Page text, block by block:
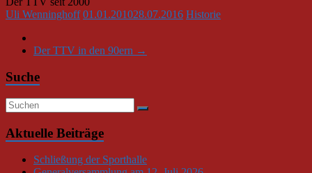
Uli Wenninghoff 01.01.201028.07.2016 Historie
Der TTV in den 90ern →
Suche
Aktuelle Beiträge
Schließung der Sporthalle